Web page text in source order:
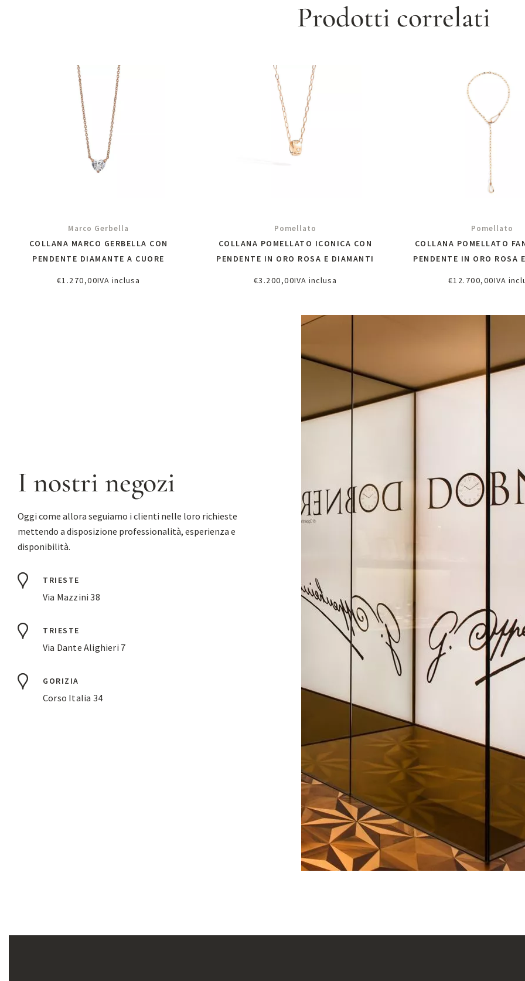
Prodotti correlati
Marco Gerbella
COLLANA MARCO GERBELLA CON
PENDENTE DIAMANTE A CUORE
€1.270,00IVA inclusa
Pomellato
COLLANA POMELLATO ICONICA CON
PENDENTE IN ORO ROSA E DIAMANTI
€3.200,00IVA inclusa
Pomellato
COLLANA POMELLATO
PENDENTE IN ORO ROSA
€12.700,00IVA
I nostri negozi
Oggi come allora seguiamo i clienti nelle loro richieste
mettendo a disposizione professionalità, esperienza e
disponibilità.
TRIESTE
Via Mazzini 38
TRIESTE
Via Dante Alighieri 7
GORIZIA
Corso Italia 34